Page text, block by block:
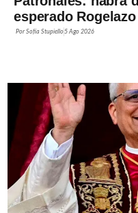
esperado
PorSofía Stupiello5 Ago 2026